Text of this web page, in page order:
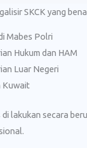
SKCK yang
Mabes Polri
Hukum dan HAM
Luar Negeri
Kuwait
lakukan secara